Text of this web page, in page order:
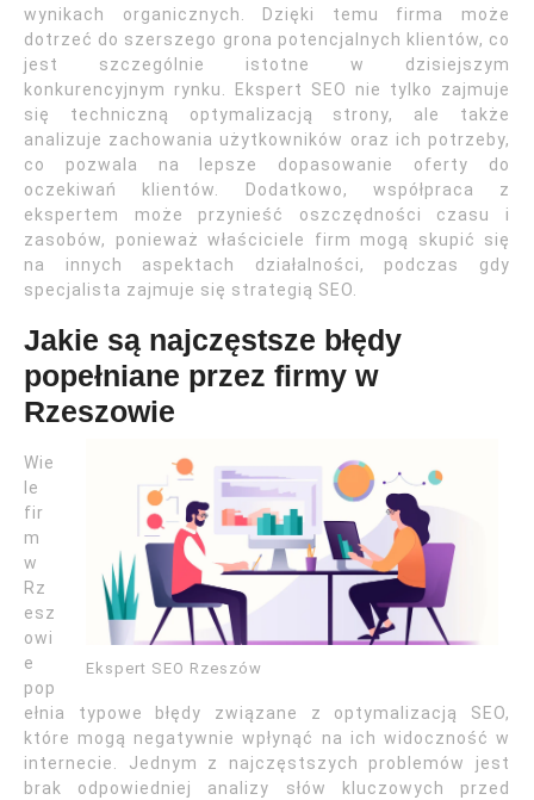
wynikach organicznych. Dzięki temu firma może
dotrzeć do szerszego grona potencjalnych klientów, co
jest szczególnie istotne w dzisiejszym
konkurencyjnym rynku. Ekspert SEO nie tylko zajmuje
się techniczną optymalizacją strony, ale także
analizuje zachowania użytkowników oraz ich potrzeby,
co pozwala na lepsze dopasowanie oferty do
oczekiwań klientów. Dodatkowo, współpraca z
ekspertem może przynieść oszczędności czasu i
zasobów, ponieważ właściciele firm mogą skupić się
na innych aspektach działalności, podczas gdy
specjalista zajmuje się strategią SEO.
Jakie są najczęstsze błędy
popełniane przez firmy w
Rzeszowie
Ekspert SEO Rzeszów
Wie
le
fir
m
w
Rz
esz
owi
e
pop
ełnia typowe błędy związane z optymalizacją SEO,
które mogą negatywnie wpłynąć na ich widoczność w
internecie. Jednym z najczęstszych problemów jest
brak odpowiedniej analizy słów kluczowych przed